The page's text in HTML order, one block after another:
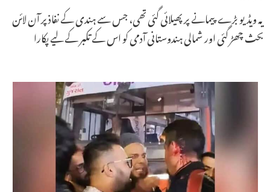
یہ ویڈیو بڑے پیمانے پر پھیلائی گئی تھی، جس سے ہندی کے نفاذ پر آن لائن
بحث چھڑ گئی اور شمالی ہندوستانی آدمی کو اس کے تکبر کے لیے پکارا